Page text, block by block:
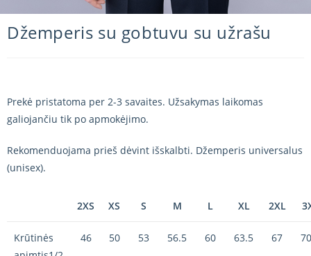
Džemperis su gobtuvu su užrašu
Prekė pristatoma per 2-3 savaites. Užsakymas laikomas
galiojančiu tik po apmokėjimo.
Rekomenduojama prieš dėvint išskalbti. Džemperis universalus
(unisex).
2XS XS S M L XL 2XL
Krūtinės
46 50 53 56.5 60 63.5 67